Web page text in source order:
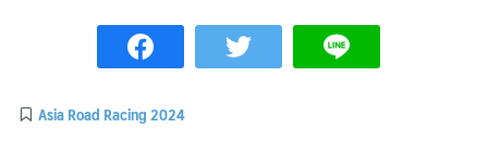
Asia Road Racing 2024